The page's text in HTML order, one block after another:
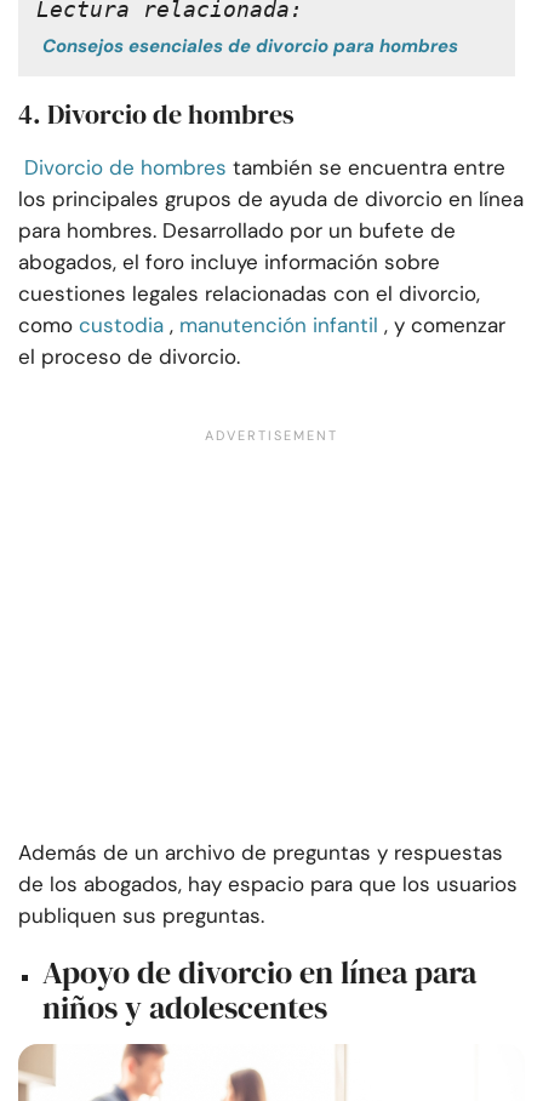
Lectura relacionada:
Consejos esenciales de divorcio para hombres
4. Divorcio de hombres
Divorcio de hombres también se encuentra entre
los principales grupos de ayuda de divorcio en línea
para hombres. Desarrollado por un bufete de
abogados, el foro incluye información sobre
cuestiones legales relacionadas con el divorcio,
como custodia , manutención infantil , y comenzar
el proceso de divorcio.
Además de un archivo de preguntas y respuestas
de los abogados, hay espacio para que los usuarios
publiquen sus preguntas.
Apoyo de divorcio en línea para
niños y adolescentes